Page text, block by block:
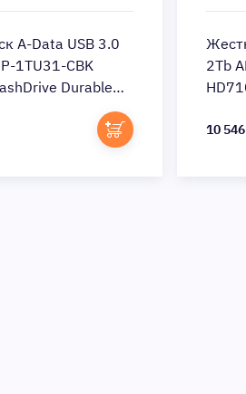
A-Data USB 3.0
1TU31-CBK
Durable
2Tb
10